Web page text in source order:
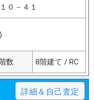
０－４１
数 8階建て / RC
詳細＆自己査定